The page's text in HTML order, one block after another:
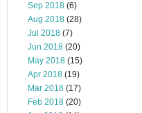
Sep 2018 (6)
Aug 2018 (28)
Jul 2018 (7)
Jun 2018 (20)
May 2018 (15)
Apr 2018 (19)
Mar 2018 (17)
Feb 2018 (20)